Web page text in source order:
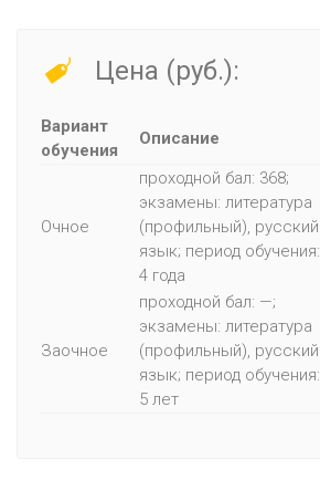
Цена (руб.):
Вариант
обучения
Описание
Очное
проходной бал: 368;
экзамены: литература
(профильный), русский
язык; период обучения:
4 года
Заочное
проходной бал: —;
экзамены: литература
(профильный), русский
язык; период обучения:
5 лет